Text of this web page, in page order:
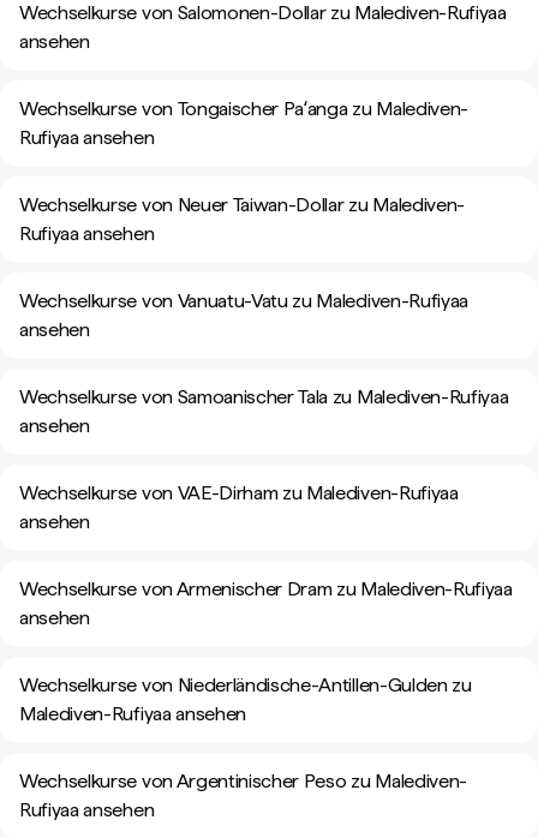
Wechselkurse von Salomonen-Dollar zu Malediven-Rufiyaa
ansehen
Wechselkurse von Tongaischer Paʻanga zu Malediven-
Rufiyaa ansehen
Wechselkurse von Neuer Taiwan-Dollar zu Malediven-
Rufiyaa ansehen
Wechselkurse von Vanuatu-Vatu zu Malediven-Rufiyaa
ansehen
Wechselkurse von Samoanischer Tala zu Malediven-Rufiyaa
ansehen
Wechselkurse von VAE-Dirham zu Malediven-Rufiyaa
ansehen
Wechselkurse von Armenischer Dram zu Malediven-Rufiyaa
ansehen
Wechselkurse von Niederländische-Antillen-Gulden zu
Malediven-Rufiyaa ansehen
Wechselkurse von Argentinischer Peso zu Malediven-
Rufiyaa ansehen